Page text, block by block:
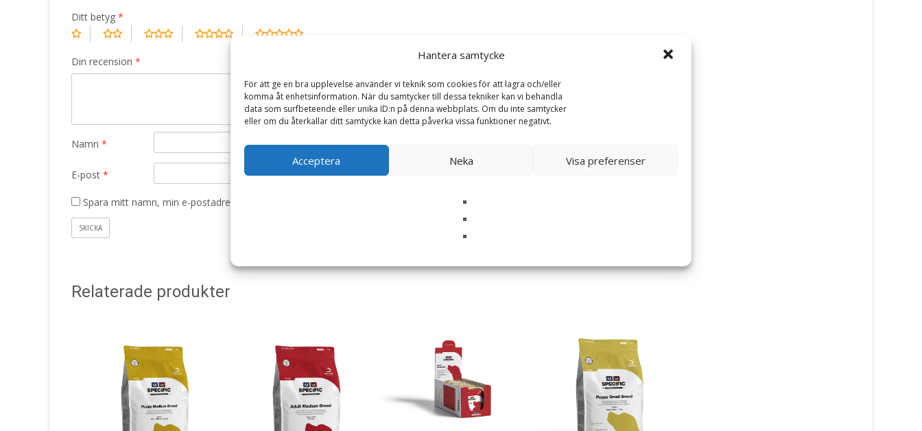
Hantera samtycke
För att ge en bra upplevelse använder vi teknik som cookies för att lagra och/eller
komma åt enhetsinformation. När du samtycker till dessa tekniker kan vi behandla
data som surfbeteende eller unika ID:n på denna webbplats. Om du inte samtycker
eller om du återkallar ditt samtycke kan detta påverka vissa funktioner negativt.
Acceptera Neka Visa preferenser
Ditt betyg *
Din recension *
Namn *
E-post *
Spara mitt namn, min e-postadress och webbplats i denna webbläsare till nästa gång jag skriver en kommentar.
Relaterade produkter